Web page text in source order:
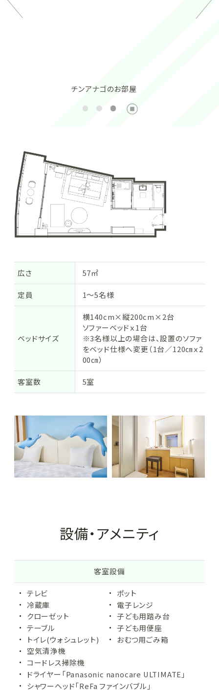
チンアナゴのお部屋
ー
シ
ャ
ン
キ
ッ
の
概
要
オ
ー
ャ
ズ
さ
・
定
・
ベ
ッ
ド
サ
イ
広さ 57㎡
定員 1～5名様
ベッドサイズ
横140cm×縦200cm×2台
ソファーベッドｘ1台
※3名様以上の場合は、設置のソファ
をベッド仕様へ変更（1台／120㎝ｘ2
00㎝）
客室数 5室
設備・アメニティ
客室設備
テレビ
冷蔵庫
クローゼット
テーブル
トイレ(ウォシュレット)
空気清浄機
コードレス掃除機
ポット
電子レンジ
子ども用踏み台
子ども用便座
おむつ用ごみ箱
ドライヤー 「Panasonic nanocare ULTIMATE」
シャワーヘッド「ReFa ファインバブル」